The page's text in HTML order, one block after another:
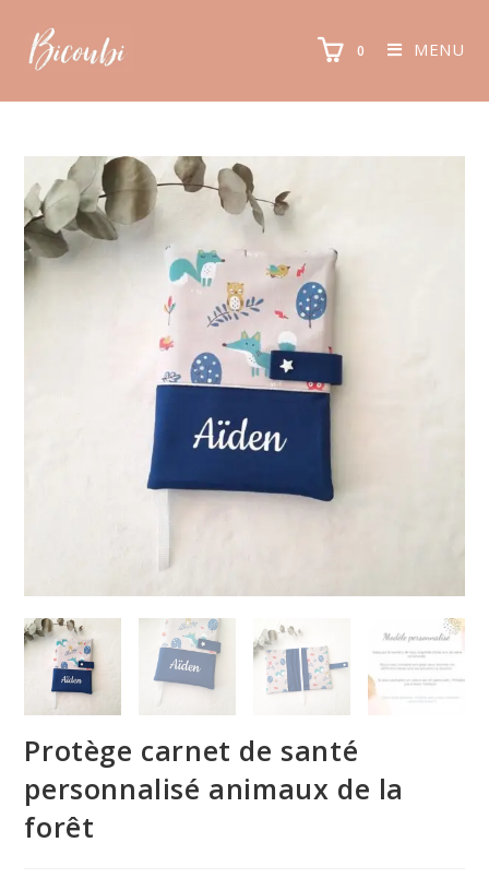
0 MENU
Protège carnet de santé
personnalisé animaux de la
forêt